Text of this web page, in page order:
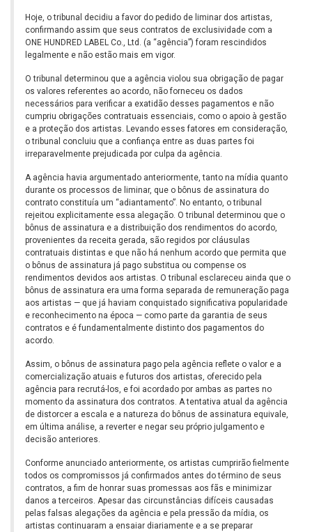
Hoje, o tribunal decidiu a favor do pedido de liminar dos artistas,
confirmando assim que seus contratos de exclusividade com a
ONE HUNDRED LABEL Co., Ltd. (a “agência”) foram rescindidos
legalmente e não estão mais em vigor.
O tribunal determinou que a agência violou sua obrigação de pagar
os valores referentes ao acordo, não forneceu os dados
necessários para verificar a exatidão desses pagamentos e não
cumpriu obrigações contratuais essenciais, como o apoio à gestão
e a proteção dos artistas. Levando esses fatores em consideração,
o tribunal concluiu que a confiança entre as duas partes foi
irreparavelmente prejudicada por culpa da agência.
A agência havia argumentado anteriormente, tanto na mídia quanto
durante os processos de liminar, que o bônus de assinatura do
contrato constituía um “adiantamento”. No entanto, o tribunal
rejeitou explicitamente essa alegação. O tribunal determinou que o
bônus de assinatura e a distribuição dos rendimentos do acordo,
provenientes da receita gerada, são regidos por cláusulas
contratuais distintas e que não há nenhum acordo que permita que
o bônus de assinatura já pago substitua ou compense os
rendimentos devidos aos artistas. O tribunal esclareceu ainda que o
bônus de assinatura era uma forma separada de remuneração paga
aos artistas — que já haviam conquistado significativa popularidade
e reconhecimento na época — como parte da garantia de seus
contratos e é fundamentalmente distinto dos pagamentos do
acordo.
Assim, o bônus de assinatura pago pela agência reflete o valor e a
comercialização atuais e futuros dos artistas, oferecido pela
agência para recrutá-los, e foi acordado por ambas as partes no
momento da assinatura dos contratos. A tentativa atual da agência
de distorcer a escala e a natureza do bônus de assinatura equivale,
em última análise, a reverter e negar seu próprio julgamento e
decisão anteriores.
Conforme anunciado anteriormente, os artistas cumprirão fielmente
todos os compromissos já confirmados antes do término de seus
contratos, a fim de honrar suas promessas aos fãs e minimizar
danos a terceiros. Apesar das circunstâncias difíceis causadas
pelas falsas alegações da agência e pela pressão da mídia, os
artistas continuaram a ensaiar diariamente e a se preparar